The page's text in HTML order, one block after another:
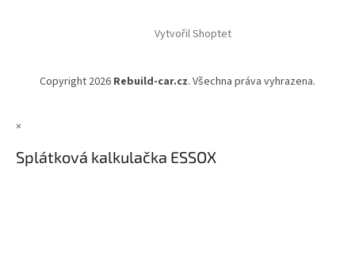
Vytvořil Shoptet
Copyright 2026 Rebuild-car.cz. Všechna práva vyhrazena.
×
Splátková kalkulačka ESSOX